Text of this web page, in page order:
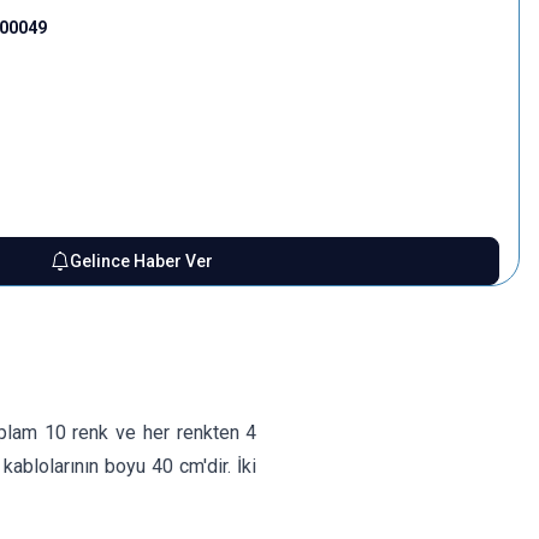
Gelince Haber Ver
10 renk ve her renkten 4
boyu 40 cm'dir. İki